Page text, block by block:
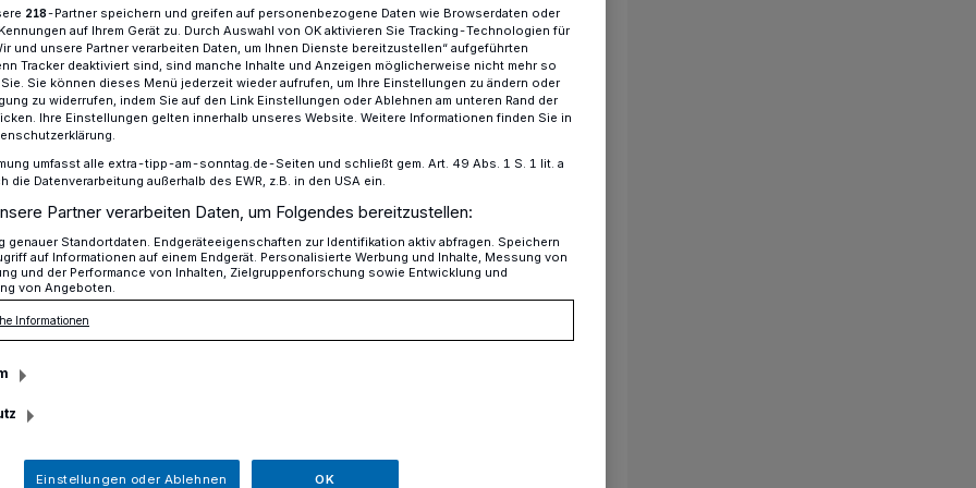
Krankenhaus muss evakuiert werden
und Seniorenstift
werden
Wohnquartier an der Straße Am
aus dem Zweiten
218-Partner speichern und greifen auf personenbezogene Daten wie Browserdaten oder
auf Ihrem Gerät zu. Durch Auswahl von OK aktivieren Sie Tracking-Technologien für
und unsere Partner verarbeiten Daten, um Ihnen Dienste bereitzustellen“ aufgeführten
Tracker deaktiviert sind, sind manche Inhalte und Anzeigen möglicherweise nicht mehr so
Sie können dieses Menü jederzeit wieder aufrufen, um Ihre Einstellungen zu ändern oder
zu widerrufen, indem Sie auf den Link Einstellungen oder Ablehnen am unteren Rand der
Ihre Einstellungen gelten innerhalb unseres Website. Weitere Informationen finden Sie in
umfasst alle extra-tipp-am-sonntag.de-Seiten und schließt gem. Art. 49 Abs. 1 S. 1 lit. a
die Datenverarbeitung außerhalb des EWR, z.B. in den USA ein.
Partner verarbeiten Daten, um Folgendes bereitzustellen:
genauer Standortdaten. Endgeräteeigenschaften zur Identifikation aktiv abfragen. Speichern
auf Informationen auf einem Endgerät. Personalisierte Werbung und Inhalte, Messung von
und der Performance von Inhalten, Zielgruppenforschung sowie Entwicklung und
von Angeboten.
Informationen
Einstellungen oder Ablehnen OK